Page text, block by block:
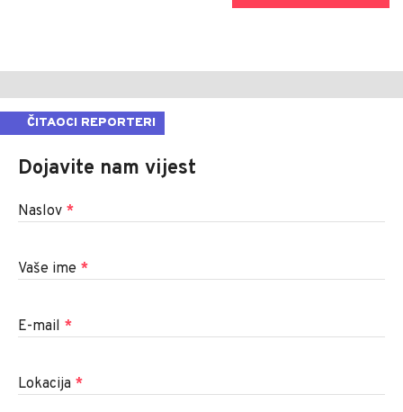
ČITAOCI REPORTERI
Dojavite nam vijest
Naslov *
Vaše ime *
E-mail *
Lokacija *